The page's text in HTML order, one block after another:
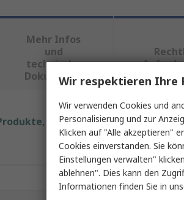
Mehr Infos
und
technische
Dokumente
indem Sie ein oder
Eigenschaft
Marke
Wir respektieren Ihre
Wir verwenden Cookies und
Personalisierung und zur
Klicken auf "Alle akzeptieren"
Cookies einverstanden. Sie
Einstellungen verwalten"
ablehnen". Dies kann den
Informationen finden Sie in